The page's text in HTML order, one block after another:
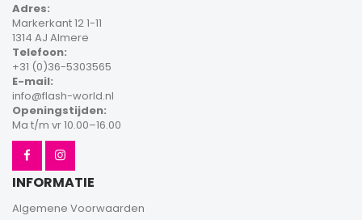
Adres:
Markerkant 12 1-11
1314 AJ Almere
Telefoon:
+31 (0)36-5303565
E-mail:
info@flash-world.nl
Openingstijden:
Ma t/m vr 10.00–16.00
INFORMATIE
Algemene Voorwaarden